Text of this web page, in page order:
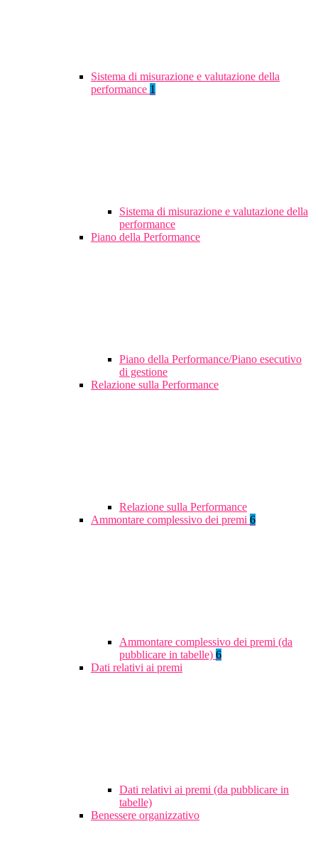
Sistema di misurazione e valutazione della
performance 1
Sistema di misurazione e valutazione della
performance
Piano della Performance
Piano della Performance/Piano esecutivo
di gestione
Relazione sulla Performance
Relazione sulla Performance
Ammontare complessivo dei premi 6
Ammontare complessivo dei premi (da
pubblicare in tabelle) 6
Dati relativi ai premi
Dati relativi ai premi (da pubblicare in
tabelle)
Benessere organizzativo